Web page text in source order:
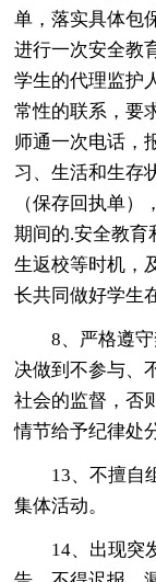
单，落实具体包
进行一次安全教
学生的代理监护
常性的联系，要
师通一次电话，
习、生活和生存
（保存回执单
期间的.安全教育
生返校等时机，
长共同做好学生
8、严格遵守
决做到不参与、
社会的监督，否
情节给予纪律处
13、不擅自组
集体活动。
14、出现突发